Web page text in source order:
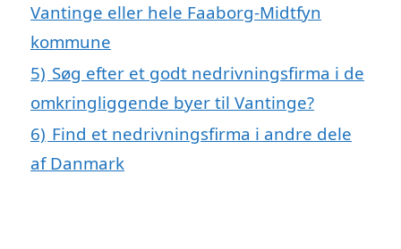
Vantinge eller hele Faaborg-Midtfyn
kommune
5) Søg efter et godt nedrivningsfirma i de
omkringliggende byer til Vantinge?
6) Find et nedrivningsfirma i andre dele
af Danmark